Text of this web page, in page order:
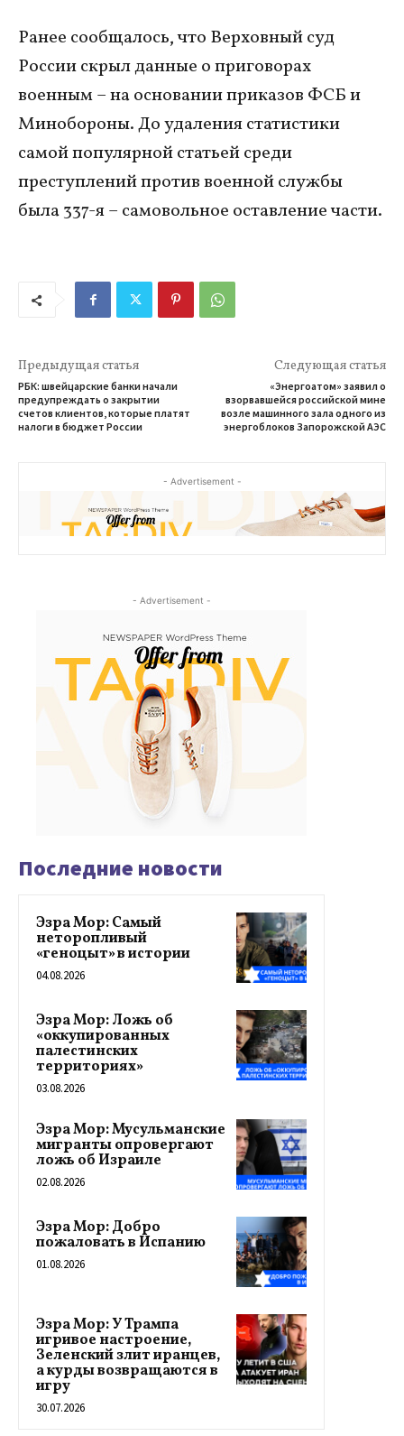
Ранее сообщалось, что Верховный суд
России скрыл данные о приговорах
военным – на основании приказов ФСБ и
Минобороны. До удаления статистики
самой популярной статьей среди
преступлений против военной службы
была 337-я – самовольное оставление части.
Предыдущая статья
РБК: швейцарские банки начали
предупреждать о закрытии
счетов клиентов, которые платят
налоги в бюджет России
Следующая статья
«Энергоатом» заявил о
взорвавшейся российской мине
возле машинного зала одного из
энергоблоков Запорожской АЭС
- Advertisement -
- Advertisement -
Последние новости
Эзра Мор: Самый
неторопливый
«геноцыт» в истории
04.08.2026
Эзра Мор: Ложь об
«оккупированных
палестинских
территориях»
03.08.2026
Эзра Мор: Мусульманские
мигранты опровергают
ложь об Израиле
02.08.2026
Эзра Мор: Добро
пожаловать в Испанию
01.08.2026
Эзра Мор: У Трампа
игривое настроение,
Зеленский злит иранцев,
а курды возвращаются в
игру
30.07.2026